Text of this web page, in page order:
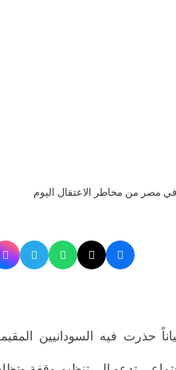
مصر من مخاطر الاعتقال اليوم
حذرت فيه السودانيين